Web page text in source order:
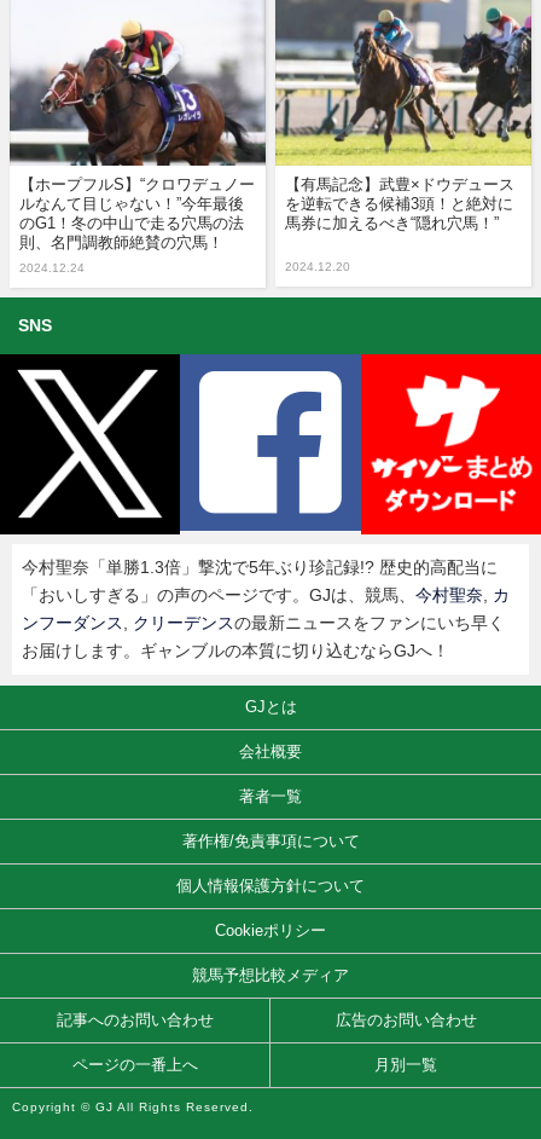
【ホープフルS】“クロワデュノー
ルなんて目じゃない！”今年最後
のG1！冬の中山で走る穴馬の法
則、名門調教師絶賛の穴馬！
2024.12.24
【有馬記念】武豊×ドウデュース
を逆転できる候補3頭！と絶対に
馬券に加えるべき“隠れ穴馬！”
2024.12.20
SNS
今村聖奈「単勝1.3倍」撃沈で5年ぶり珍記録!? 歴史的高配当に
「おいしすぎる」の声のページです。GJは、競馬、 今村聖奈
カ
ンフーダンス
クリーデンスの最新ニュースをファンにいち早く
お届けします。ギャンブルの本質に切り込むならGJへ！
GJとは
会社概要
著者一覧
著作権/免責事項について
個人情報保護方針について
Cookieポリシー
競馬予想比較メディア
記事へのお問い合わせ 広告のお問い合わせ
ページの一番上へ 月別一覧
Copyright © GJ All Rights Reserved.